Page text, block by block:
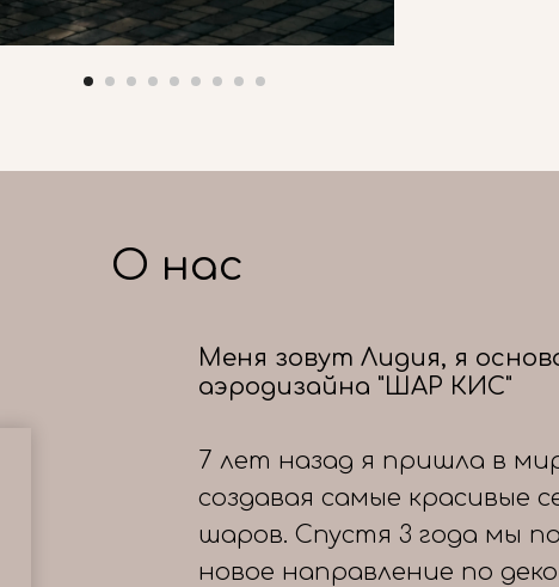
О нас
Меня зовут Лидия, я
аэродизайна "ШАР КИС"
7 лет назад я пришла в
создавая самые красивые
шаров. Спустя 3 года мы
новое направление по